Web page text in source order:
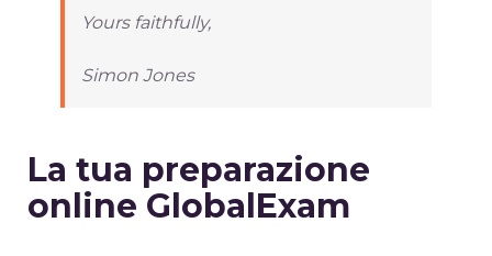
Yours faithfully,
Simon Jones
La tua preparazione
online GlobalExam